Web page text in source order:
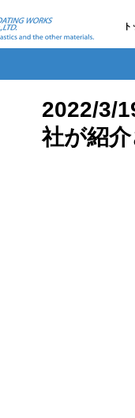
2022/3/
社が紹介